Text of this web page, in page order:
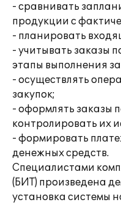
- сравнивать
продукции с
- планировать
- учитывать заказы
этапы выполнения
- осуществлять
закупок;
- оформлять заказы
контролировать их
- формировать
денежных средств.
Специалистами
(БИТ) произведена
установка системы